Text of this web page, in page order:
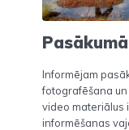
Informējam
fotografēšana
video materiālus
informēšanas